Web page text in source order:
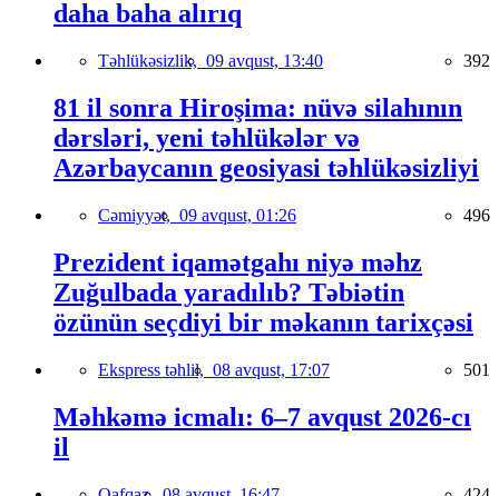
daha baha alırıq
Təhlükəsizlik, 09 avqust, 13:40 392
81 il sonra Hiroşima: nüvə silahının
dərsləri, yeni təhlükələr və
Azərbaycanın geosiyasi təhlükəsizliyi
Cəmiyyət, 09 avqust, 01:26 496
Prezident iqamətgahı niyə məhz
Zuğulbada yaradılıb? Təbiətin
özünün seçdiyi bir məkanın tarixçəsi
Ekspress təhlil, 08 avqust, 17:07 501
Məhkəmə icmalı: 6–7 avqust 2026-cı
il